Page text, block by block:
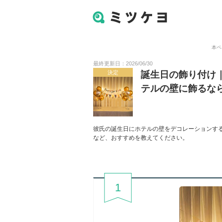
本
最終更新日：2026/06/30
決定
誕生日の飾り付け
テルの壁に飾るな
彼氏の誕生日にホテルの壁をデコレーション
など、おすすめを教えてください。
1